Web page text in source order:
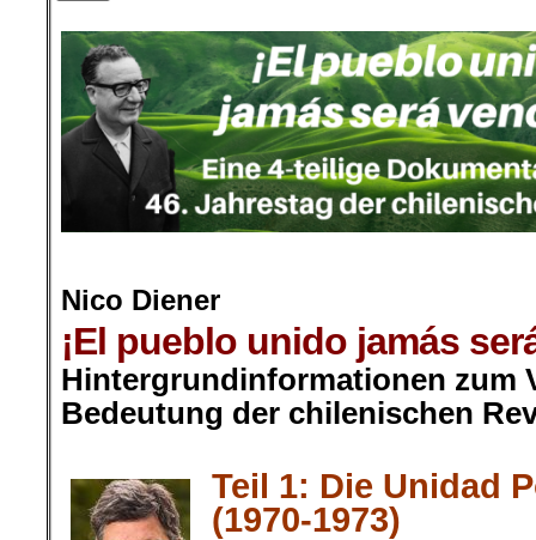
Nico Diener
¡El pueblo unido jamás
Hintergrundinformationen zum
Bedeutung der chilenischen
Teil 1: Die Unidad
(1970-1973)